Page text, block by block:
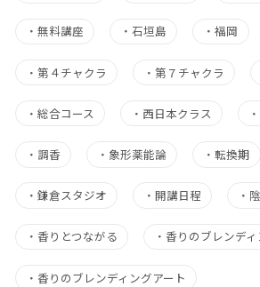
・ 無料講座 ・石垣島 ・福岡
・ 第４チャクラ ・第７チャクラ
・ 総合コース ・ 西日本クラス ・
・ 調香 ・ 象形薬能論 ・転換期
・ 鎌倉スタジオ ・開講日程 ・
・ 香りとつながる ・ 香りのブレンデ
・ 香りのブレンディングアート